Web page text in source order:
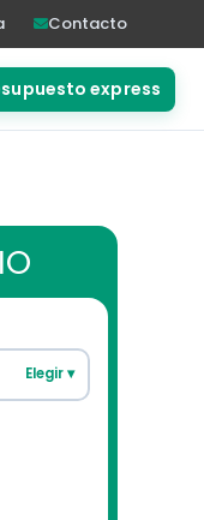
Contacto
express
Elegir ▾